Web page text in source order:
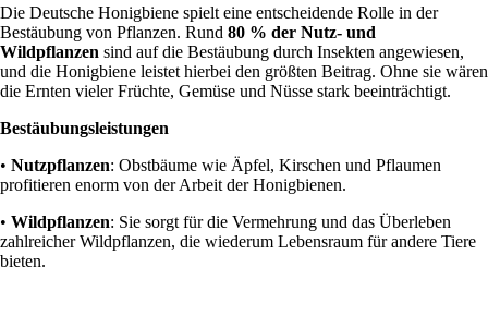
Die Deutsche Honigbiene spielt eine entscheidende Rolle in der
Bestäubung von Pflanzen. Rund 80 % der Nutz- und
Wildpflanzen sind auf die Bestäubung durch Insekten angewiesen,
und die Honigbiene leistet hierbei den größten Beitrag. Ohne sie wären
die Ernten vieler Früchte, Gemüse und Nüsse stark beeinträchtigt.
Bestäubungsleistungen
• Nutzpflanzen: Obstbäume wie Äpfel, Kirschen und Pflaumen
profitieren enorm von der Arbeit der Honigbienen.
• Wildpflanzen: Sie sorgt für die Vermehrung und das Überleben
zahlreicher Wildpflanzen, die wiederum Lebensraum für andere Tiere
bieten.